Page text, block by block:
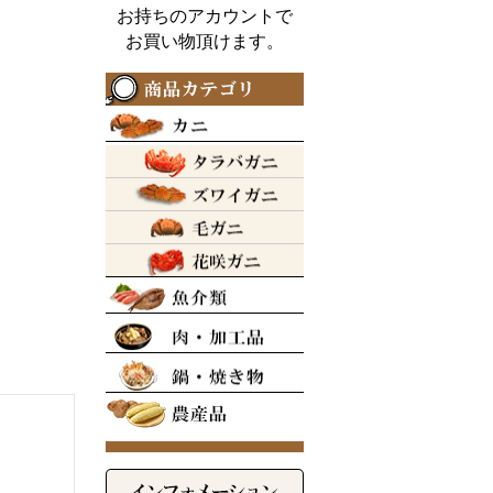
お持ちのアカウントで
お買い物頂けます。